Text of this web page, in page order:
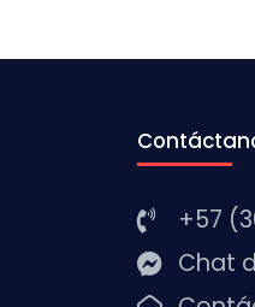
+57
Chat